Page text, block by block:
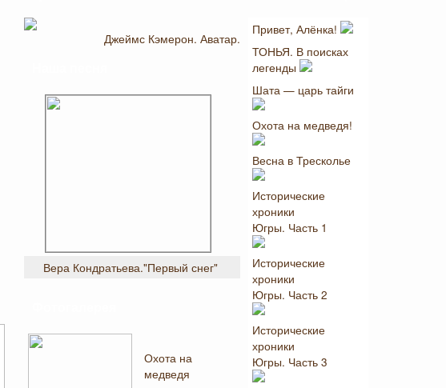
Джеймс Кэмерон. Аватар.
Вера Кондратьева."Первый снег"
Охота на
медведя
Привет, Алёнка!
ТОНЬЯ. В поисках
легенды
Шата — царь тайги
Охота на медведя!
Весна в Тресколье
Исторические
хроники
Югры. Часть 1
Исторические
хроники
Югры. Часть 2
Исторические
хроники
Югры. Часть 3